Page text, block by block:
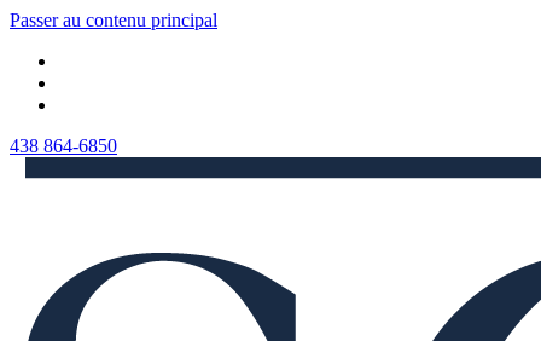
Passer au contenu principal
438 864-6850